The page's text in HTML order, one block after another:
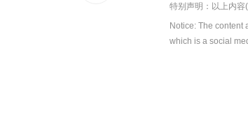
特别声明：以上内容
Notice: The content
which is a social